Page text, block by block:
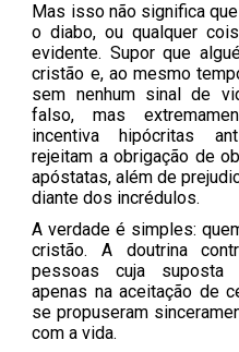
Mas isso não significa
o diabo, ou qualquer
evidente. Supor que
cristão e, ao mesmo
sem nenhum sinal de
falso, mas
incentiva hipócritas
rejeitam a obrigação de
apóstatas, além de
diante dos incrédulos.
A verdade é simples:
cristão. A doutrina
pessoas cuja suposta
apenas na aceitação de
se propuseram
com a vida.